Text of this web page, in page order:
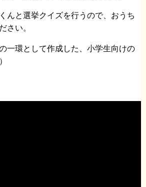
んと選挙クイズを行うので、おうち
さい。
一環として作成した、小学生向けの